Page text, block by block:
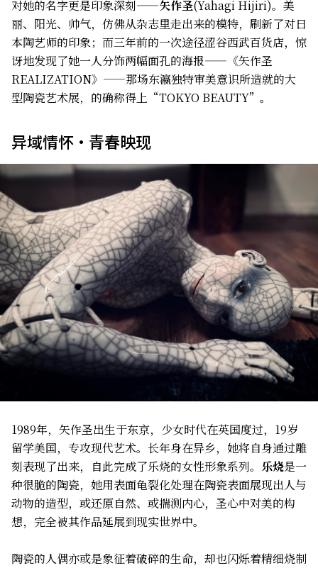
对她的名字更是印象深刻——矢作圣(Yahagi Hijiri)。美
丽、阳光、帅气，仿佛从杂志里走出来的模特，刷新了对日
本陶艺师的印象；而三年前的一次途径涩谷西武百货店，惊
讶地发现了她一人分饰两幅面孔的海报——《矢作圣
REALIZATION》——那场东瀛独特审美意识所造就的大
型陶瓷艺术展，的确称得上“TOKYO BEAUTY”。
异域情怀・青春映现
1989年，矢作圣出生于东京，少女时代在英国度过，19岁
留学美国，专攻现代艺术。长年身在异乡，她将自身通过雕
刻表现了出来，自此完成了乐烧的女性形象系列。 乐烧是一
种很脆的陶瓷，她用表面龟裂化处理在陶瓷表面展现出人与
动物的造型，或还原自然、或揣测内心，圣心中对美的构
想，完全被其作品延展到现实世界中。
陶瓷的人偶亦或是象征着破碎的生命，却也闪烁着精细烧制